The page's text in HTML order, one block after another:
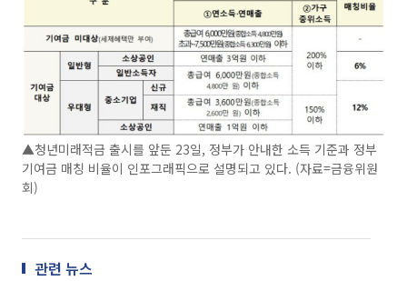
▲청년미래적금 출시를 앞둔 23일, 정부가 안내한 소득 기준과 정부
기여금 매칭 비율이 인포그래픽으로 설명되고 있다. (자료=금융위원
회)
관련 뉴스